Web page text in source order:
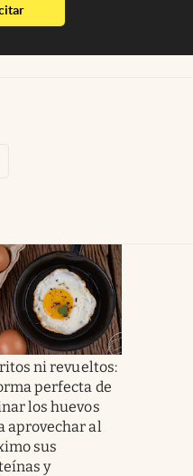
abre en nueva pestaña
ni revueltos:
perfecta de
los huevos
aprovechar al
sus
y